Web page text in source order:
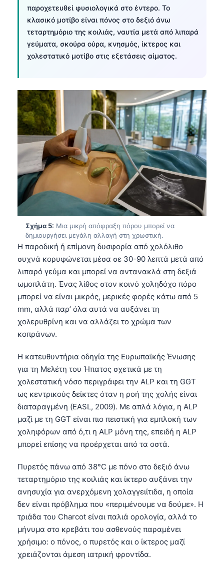
παροχετευθεί φυσιολογικά στο έντερο. Το
κλασικό μοτίβο είναι πόνος στο δεξιό άνω
τεταρτημόριο της κοιλιάς, ναυτία μετά από λιπαρά
γεύματα, σκούρα ούρα, κνησμός, ίκτερος και
χολεστατικό μοτίβο στις εξετάσεις αίματος.
Σχήμα 5: Μια μικρή απόφραξη πόρου μπορεί να
δημιουργήσει μεγάλη αλλαγή στη χρωστική.
Η παροδική ή επίμονη δυσφορία από χολόλιθο
συχνά κορυφώνεται μέσα σε 30-90 λεπτά μετά από
λιπαρό γεύμα και μπορεί να αντανακλά στη δεξιά
ωμοπλάτη. Ένας λίθος στον κοινό χοληδόχο πόρο
μπορεί να είναι μικρός, μερικές φορές κάτω από 5
mm, αλλά παρ’ όλα αυτά να αυξάνει τη
χολερυθρίνη και να αλλάζει το χρώμα των
κοπράνων.
Η κατευθυντήρια οδηγία της Ευρωπαϊκής Ένωσης
για τη Μελέτη του Ήπατος σχετικά με τη
χολεστατική νόσο περιγράφει την ALP και τη GGT
ως κεντρικούς δείκτες όταν η ροή της χολής είναι
διαταραγμένη (EASL, 2009). Με απλά λόγια, η ALP
μαζί με τη GGT είναι πιο πειστική για εμπλοκή των
χοληφόρων από ό,τι η ALP μόνη της, επειδή η ALP
μπορεί επίσης να προέρχεται από τα οστά.
Πυρετός πάνω από 38°C με πόνο στο δεξιό άνω
τεταρτημόριο της κοιλιάς και ίκτερο αυξάνει την
ανησυχία για ανερχόμενη χολαγγειίτιδα, η οποία
δεν είναι πρόβλημα που «περιμένουμε να δούμε». Η
τριάδα του Charcot είναι παλιά ορολογία, αλλά το
μήνυμα στο κρεβάτι του ασθενούς παραμένει
χρήσιμο: ο πόνος, ο πυρετός και ο ίκτερος μαζί
χρειάζονται άμεση ιατρική φροντίδα.
Українська
O‘zbekcha
Қазақ тілі
Suomi
Hrvatski
پښتو
سنڌي
සිංහල
অসমীয়া
Galego
Македонски јазик
Euskara
Gàidhlig
Occitan
العربية المغربية
Afrikaans
Монгол
ພາສາລາວ
Basa Jawa
Cebuano
ئۇيغۇرچە
Кыргызча
Татар теле
Беларуская мова
Esperanto
Ślōnskŏ gŏdka
Norsk bokmål